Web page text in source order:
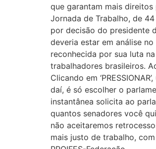
que garantam mais direitos
Jornada de Trabalho, de
por decisão do presidente
deveria estar em análise
reconhecida por sua luta
trabalhadores brasileiros.
Clicando em
daí, é só escolher o
instantânea solicita ao
quantos senadores você
não aceitaremos
mais justo de trabalho,